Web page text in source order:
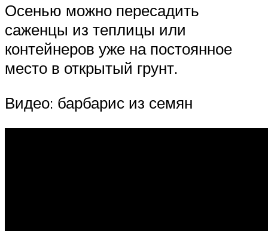
Осенью можно пересадить
саженцы из теплицы или
контейнеров уже на постоянное
место в открытый грунт.
Видео: барбарис из семян